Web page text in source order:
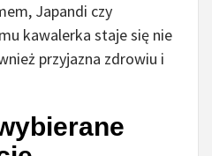
Japandi czy
kawalerka staje się nie
przyjazna zdrowiu i